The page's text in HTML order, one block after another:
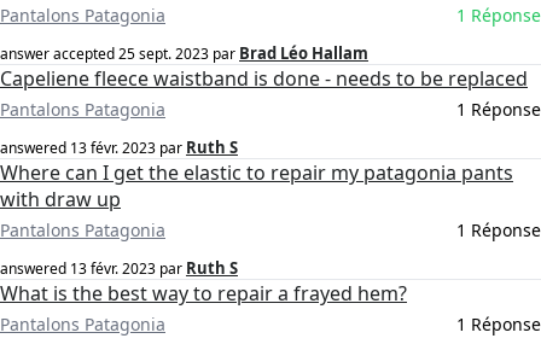
Pantalons Patagonia 1 Réponse
answer accepted25 sept. 2023 par Brad Léo Hallam
Capeliene fleece waistband is done - needs to be replaced
Pantalons Patagonia 1 Réponse
answered 13 févr. 2023 par Ruth S
Where can I get the elastic to repair my patagonia pants
with draw up
Pantalons Patagonia 1 Réponse
answered 13 févr. 2023 par Ruth S
What is the best way to repair a frayed hem?
Pantalons Patagonia 1 Réponse